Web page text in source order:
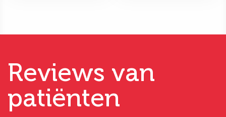
Reviews van
patiënten